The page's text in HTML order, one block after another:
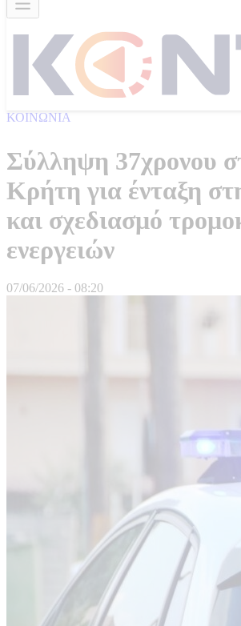
ΚΟΙΝΩΝΙΑ
Σύλληψη 37χρονου
Κρήτη για ένταξη
και σχεδιασμό
ενεργειών
07/06/2026 - 08:20